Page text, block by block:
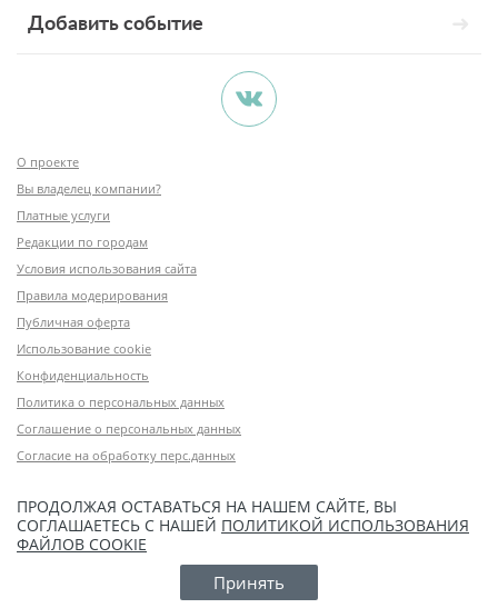
Добавить событие
О проекте
Вы владелец компании?
Платные услуги
Редакции по городам
Условия использования сайта
Правила модерирования
Публичная оферта
Использование cookie
Конфиденциальность
Политика о персональных данных
Соглашение о персональных данных
Согласие на обработку перс.данных
ПРОДОЛЖАЯ ОСТАВАТЬСЯ НА НАШЕМ САЙТЕ, ВЫ
СОГЛАШАЕТЕСЬ С НАШЕЙ ПОЛИТИКОЙ ИСПОЛЬЗОВАНИЯ
ФАЙЛОВ COOKIE
Принять